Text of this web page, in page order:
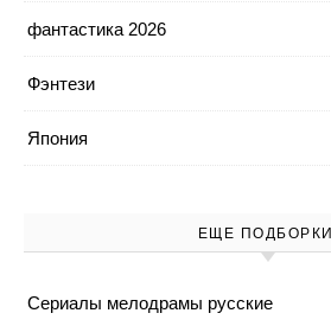
фантастика 2026
Фэнтези
Япония
ЕЩЕ ПОДБОРКИ
Cериалы мелодрамы русские